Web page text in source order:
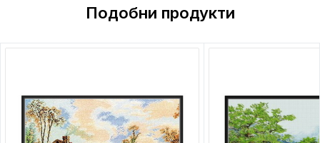
Подобни продукти